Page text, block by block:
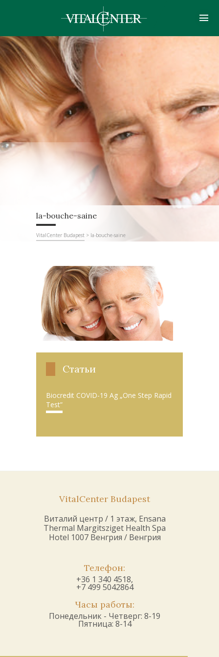
la-bouche-saine
VitalCenter Budapest > la-bouche-saine
Статьи
Biocredit COVID-19 Ag „One Step Rapid
Test”
VitalCenter Budapest
Виталий центр / 1 этаж, Ensana
Thermal Margitsziget Health Spa
Hotel 1007 Венгрия / Венгрия
Телефон:
+36 1 340 4518,
+7 499 5042864
Часы работы:
Понедельник - Четверг: 8-19
Пятница: 8-14